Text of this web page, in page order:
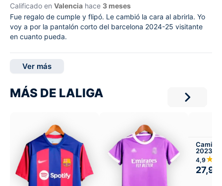
Calificado en Valencia hace 3 meses
Fue regalo de cumple y flipó. Le cambió la cara al abrirla. Yo
voy a por la pantalón corto del barcelona 2024-25 visitante
en cuanto pueda.
Ver más
MÁS DE LALIGA
2023-
Infantil
4,9
27,99